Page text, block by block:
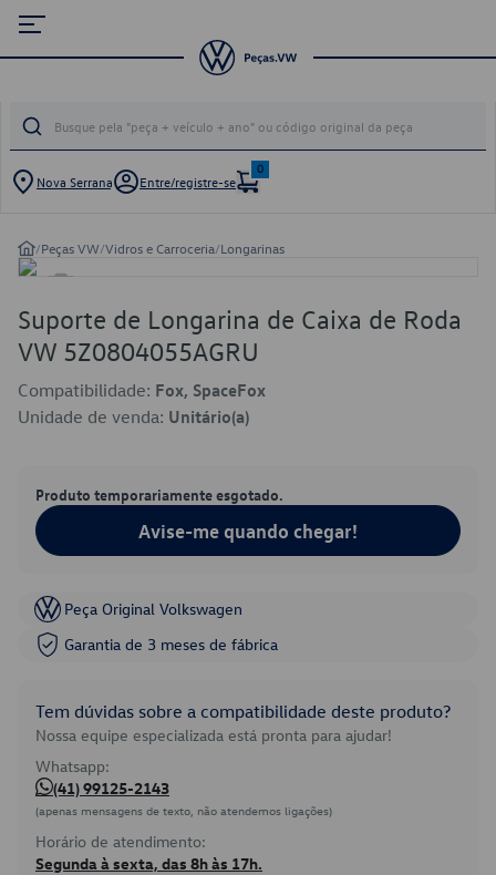
Nova Serrana Entre/registre-se
0
/Peças VW/Vidros e Carroceria/Longarinas
Suporte de Longarina de Caixa de Roda
VW 5Z0804055AGRU
Compatibilidade: Fox, SpaceFox
Unidade de venda: Unitário(a)
Produto temporariamente esgotado.
Avise-me quando chegar!
Peça Original Volkswagen
Garantia de 3 meses de fábrica
Tem dúvidas sobre a compatibilidade deste produto?
Nossa equipe especializada está pronta para ajudar!
Whatsapp:
(41) 99125-2143
(apenas mensagens de texto, não atendemos ligações)
Horário de atendimento:
Segunda à sexta, das 8h às 17h.